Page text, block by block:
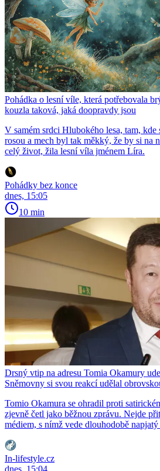
Pohádka o lesní víle, která potřebovala
kouzla taková, jaká doopravdy jsou
V samém srdci Hlubokého lesa, tam, kde
rosou a mech byl tak měkký, že by si na
celý život, žila lesní víla jménem Líra.
Pohádky bez konce
dnes, 15:05
10 min
Drsný vtip na adresu Tomia Okamury
Sněmovny si svou reakcí udělal
Tomio Okamura se ohradil proti
zjevně četl jako běžnou zprávu. Nejde
médiem, s nímž vede dlouhodobě napjatý
In-lifestyle.cz
dnes, 15:04